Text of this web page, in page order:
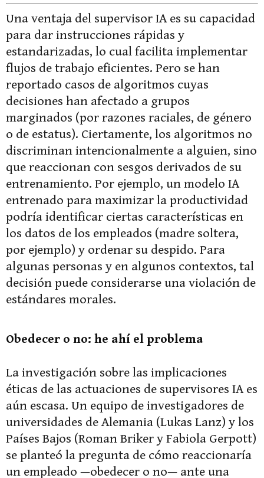
Una ventaja del supervisor IA es su capacidad
para dar instrucciones rápidas y
estandarizadas, lo cual facilita implementar
flujos de trabajo eficientes. Pero se han
reportado casos de algoritmos cuyas
decisiones han afectado a grupos
marginados (por razones raciales, de género
o de estatus). Ciertamente, los algoritmos no
discriminan intencionalmente a alguien, sino
que reaccionan con sesgos derivados de su
entrenamiento. Por ejemplo, un modelo IA
entrenado para maximizar la productividad
podría identificar ciertas características en
los datos de los empleados (madre soltera,
por ejemplo) y ordenar su despido. Para
algunas personas y en algunos contextos, tal
decisión puede considerarse una violación de
estándares morales.
Obedecer o no: he ahí el problema
La investigación sobre las implicaciones
éticas de las actuaciones de supervisores IA es
aún escasa. Un equipo de investigadores de
universidades de Alemania (Lukas Lanz) y los
Países Bajos (Roman Briker y Fabiola Gerpott)
se planteó la pregunta de cómo reaccionaría
un empleado —obedecer o no— ante una